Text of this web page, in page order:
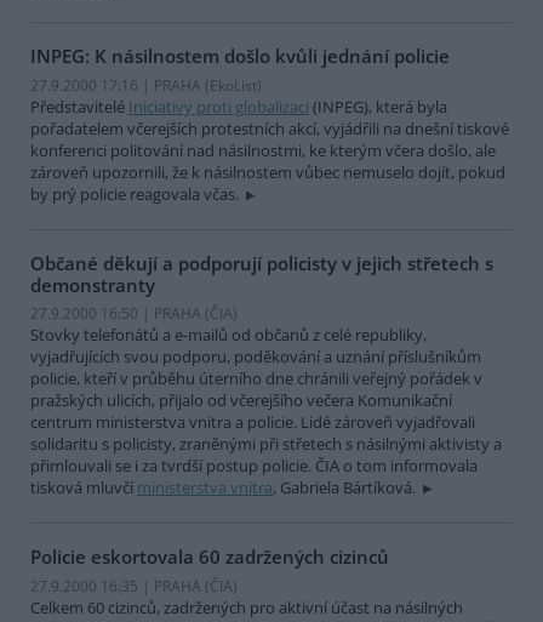
INPEG: K násilnostem došlo kvůli jednání policie
27.9.2000 17:16 | PRAHA (EkoList)
Představitelé Iniciativy proti globalizaci (INPEG), která byla
pořadatelem včerejších protestních akcí, vyjádřili na dnešní tiskové
konferenci politování nad násilnostmi, ke kterým včera došlo, ale
zároveň upozornili, že k násilnostem vůbec nemuselo dojít, pokud
by prý policie reagovala včas.
Občané děkují a podporují policisty v jejich střetech s
demonstranty
27.9.2000 16:50 | PRAHA (ČIA)
Stovky telefonátů a e-mailů od občanů z celé republiky,
vyjadřujících svou podporu, poděkování a uznání příslušníkům
policie, kteří v průběhu úterního dne chránili veřejný pořádek v
pražských ulicích, přijalo od včerejšího večera Komunikační
centrum ministerstva vnitra a policie. Lidé zároveň vyjadřovali
solidaritu s policisty, zraněnými při střetech s násilnými aktivisty a
přimlouvali se i za tvrdší postup policie. ČIA o tom informovala
tisková mluvčí ministerstva vnitra, Gabriela Bártíková.
Policie eskortovala 60 zadržených cizinců
27.9.2000 16:35 | PRAHA (ČIA)
Celkem 60 cizinců, zadržených pro aktivní účast na násilných